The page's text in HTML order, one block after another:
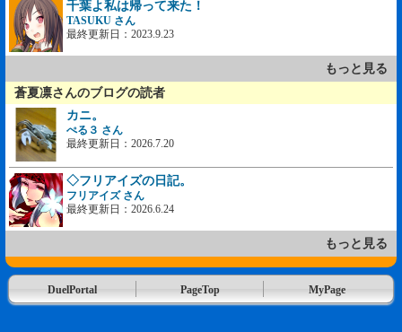
千葉よ私は帰って来た！
TASUKU さん
最終更新日：2023.9.23
もっと見る
蒼夏凛さんのブログの読者
カニ。
ぺる３ さん
最終更新日：2026.7.20
◇フリアイズの日記。
フリアイズ さん
最終更新日：2026.6.24
もっと見る
DuelPortal PageTop MyPage